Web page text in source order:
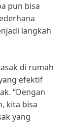
pun bisa
langkah
di rumah
efektif
“Dengan
kita bisa
yang